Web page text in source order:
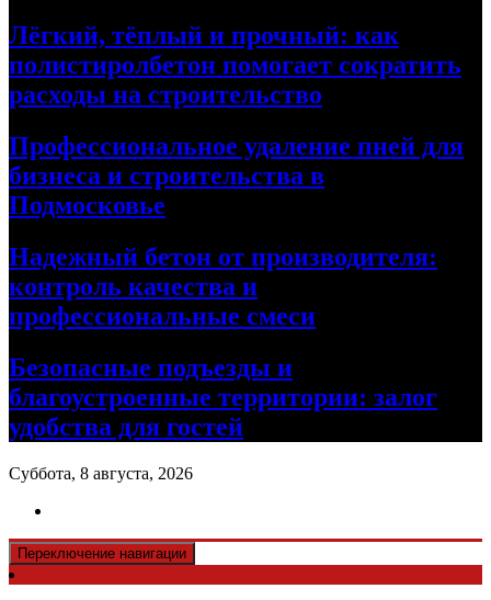
Лёгкий, тёплый и прочный: как
полистиролбетон помогает сократить
расходы на строительство
Профессиональное удаление пней для
бизнеса и строительства в
Подмосковье
Надежный бетон от производителя:
контроль качества и
профессиональные смеси
Безопасные подъезды и
благоустроенные территории: залог
удобства для гостей
Суббота, 8 августа, 2026
Переключение навигации